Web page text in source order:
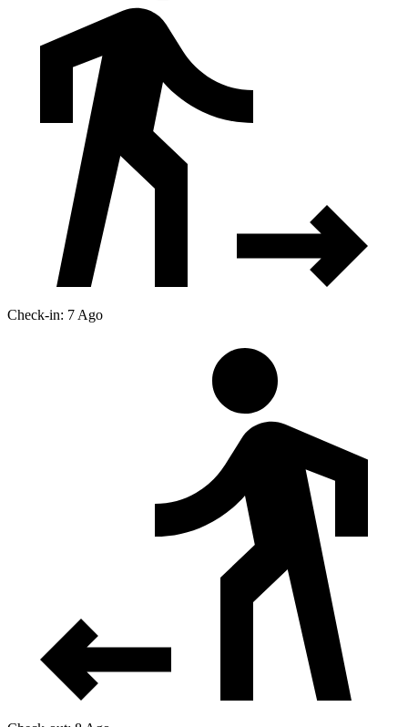
Check-in: 7 Ago